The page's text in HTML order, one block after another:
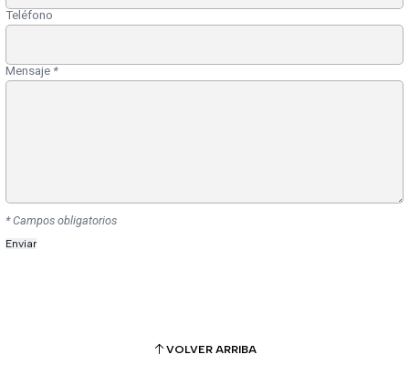
Teléfono
Mensaje *
* Campos obligatorios
VOLVER ARRIBA